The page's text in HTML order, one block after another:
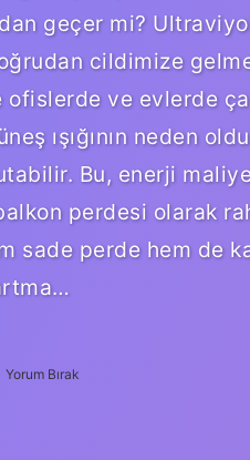
geçer mi?
cildimize
ve evlerde
ışığının neden
Bu, enerji
perdesi olarak
sade perde hem de
Yorum Bırak